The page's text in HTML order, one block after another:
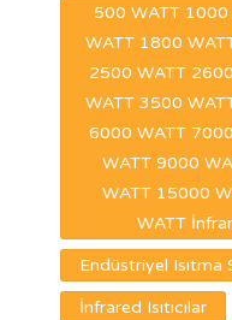
500 WATT
WATT 1800
2500 WATT
WATT 3500
6000 WATT
WATT 9000
WATT 15000
WATT
Endüstriyel Isıtma
İnfrared Isıtıcılar